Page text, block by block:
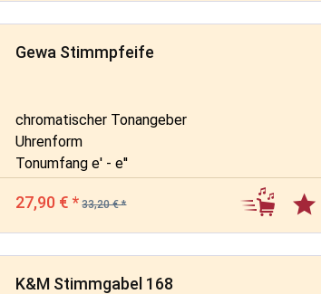
Gewa Stimmpfeife
chromatischer Tonangeber
Uhrenform
Tonumfang e' - e''
27,90 € * 33,20 € *
K&M Stimmgabel 168